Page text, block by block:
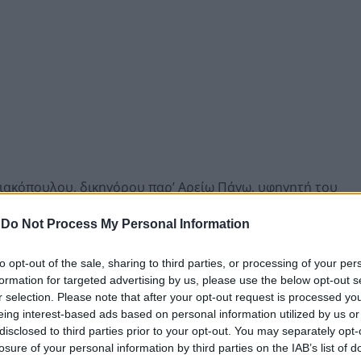
Do Not Process My Personal Information
opt-out of the sale, sharing to third parties, or processing of your
for targeted advertising by us, please use the below opt-out
selection. Please note that after your opt-out request is processed
interest-based ads based on personal information utilized by us
to third parties prior to your opt-out. You may separately
of your personal information by third parties on the IAB’s list of
δικηγόρου παρ’ Αρείω Πάγω, υφηγητή του
υπηρεσιακής κυβέρνησης Θεοτόκη, 6.1–24.3.1950,
Φεβρουαρίου 1956,δεν αποτελεί απλώς ένα ενδιαφέρον
των αναλογιών, επειδή πολλά από όσα
στα κοινωνικά δίκτυα, του Λεχαινίτη Παναγιώτη
παλιό κείμενο -επιστολή και, χωρίς να χρειάζονται
Η Ηλεία γνώριζε από τότε τι χρειαζόταν. Το είχε πει.